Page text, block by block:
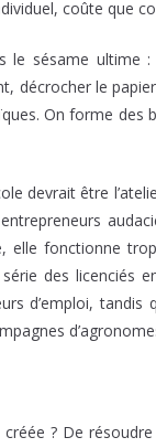
coûte que
le sésame ultime
décrocher le
On forme des
devrait être
elle fonctionne
des licenciés
d’emploi, tandis
? De